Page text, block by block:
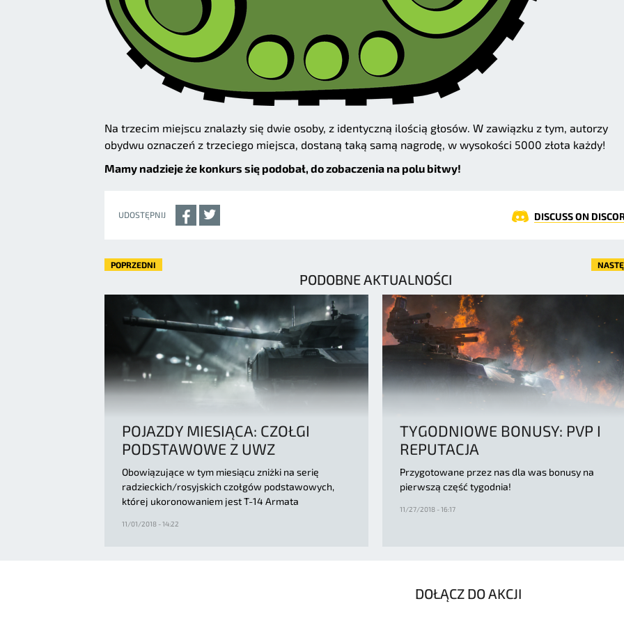
Na trzecim miejscu znalazły się dwie osoby, z identyczną ilością głosów. W zawiązku z tym, autorzy
obydwu oznaczeń z trzeciego miejsca, dostaną taką samą nagrodę, w wysokości 5000 złota każdy!
Mamy nadzieje że konkurs się podobał, do zobaczenia na polu bitwy!
UDOSTĘPNIJ DISCUSS ON
POPRZEDNI
PODOBNE AKTUALNOŚCI
POJAZDY MIESIĄCA: CZOŁGI
PODSTAWOWE Z UWZ
Obowiązujące w tym miesiącu zniżki na serię
radzieckich/rosyjskich czołgów podstawowych,
której ukoronowaniem jest T-14 Armata
11/01/2018 - 14:22
TYGODNIOWE BONUSY: PVP I
REPUTACJA
Przygotowane przez nas dla was bonusy na
pierwszą część tygodnia!
11/27/2018 - 16:17
DOŁĄCZ DO AKCJI